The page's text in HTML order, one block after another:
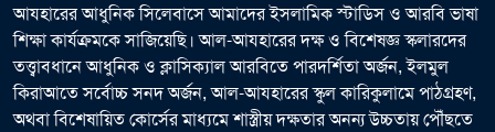
আযহারের আধুনিক সিলেবাসে আমাদের ইসলামিক স্টাডিস ও আরবি ভাষা
শিক্ষা কার্যক্রমকে সাজিয়েছি। আল-আযহারের দক্ষ ও বিশেষজ্ঞ স্কলারদের
তত্ত্বাবধানে আধুনিক ও ক্লাসিক্যাল আরবিতে পারদর্শিতা অর্জন, ইলমুল
কিরাআতে সর্বোচ্চ সনদ অর্জন, আল-আযহারের স্কুল কারিকুলামে পাঠগ্রহণ,
অথবা বিশেষায়িত কোর্সের মাধ্যমে শাস্ত্রীয় দক্ষতার অনন্য উচ্চতায় পৌঁছতে